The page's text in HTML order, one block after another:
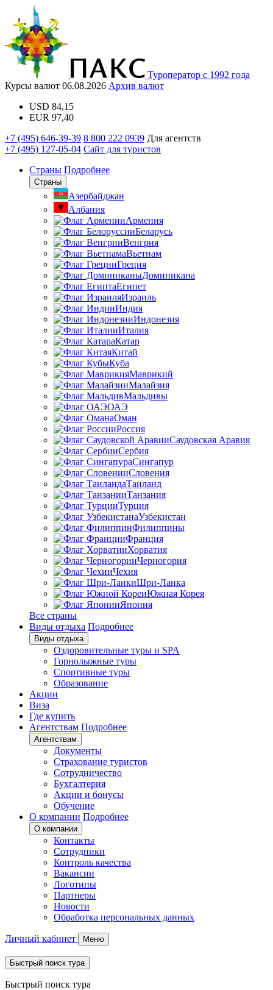
Туроператор с 1992 года
Курсы валют 06.08.2026 Архив валют
USD 84,15
EUR 97,40
+7 (495) 646-39-39 8 800 222 0939 Для агентств
+7 (495) 127-05-04 Сайт для туристов
Страны Подробнее
Страны
Азербайджан
Албания
Армения
Беларусь
Венгрия
Вьетнам
Греция
Доминикана
Египет
Израиль
Индия
Индонезия
Италия
Катар
Китай
Куба
Маврикий
Малайзия
Мальдивы
ОАЭ
Оман
Россия
Саудовская Аравия
Сербия
Сингапур
Словения
Таиланд
Танзания
Турция
Узбекистан
Филиппины
Франция
Хорватия
Черногория
Чехия
Шри-Ланка
Южная Корея
Япония
Все страны
Виды отдыха Подробнее
Виды отдыха
Оздоровительные туры и SPA
Горнолыжные туры
Спортивные туры
Образование
Акции
Виза
Где купить
Агентствам Подробнее
Агентствам
Документы
Страхование туристов
Сотрудничество
Бухгалтерия
Акции и бонусы
Обучение
О компании Подробнее
О компании
Контакты
Сотрудники
Контроль качества
Вакансии
Логотипы
Партнеры
Новости
Обработка персональных данных
Личный кабинет Меню
Быстрый поиск тура
Быстрый поиск тура